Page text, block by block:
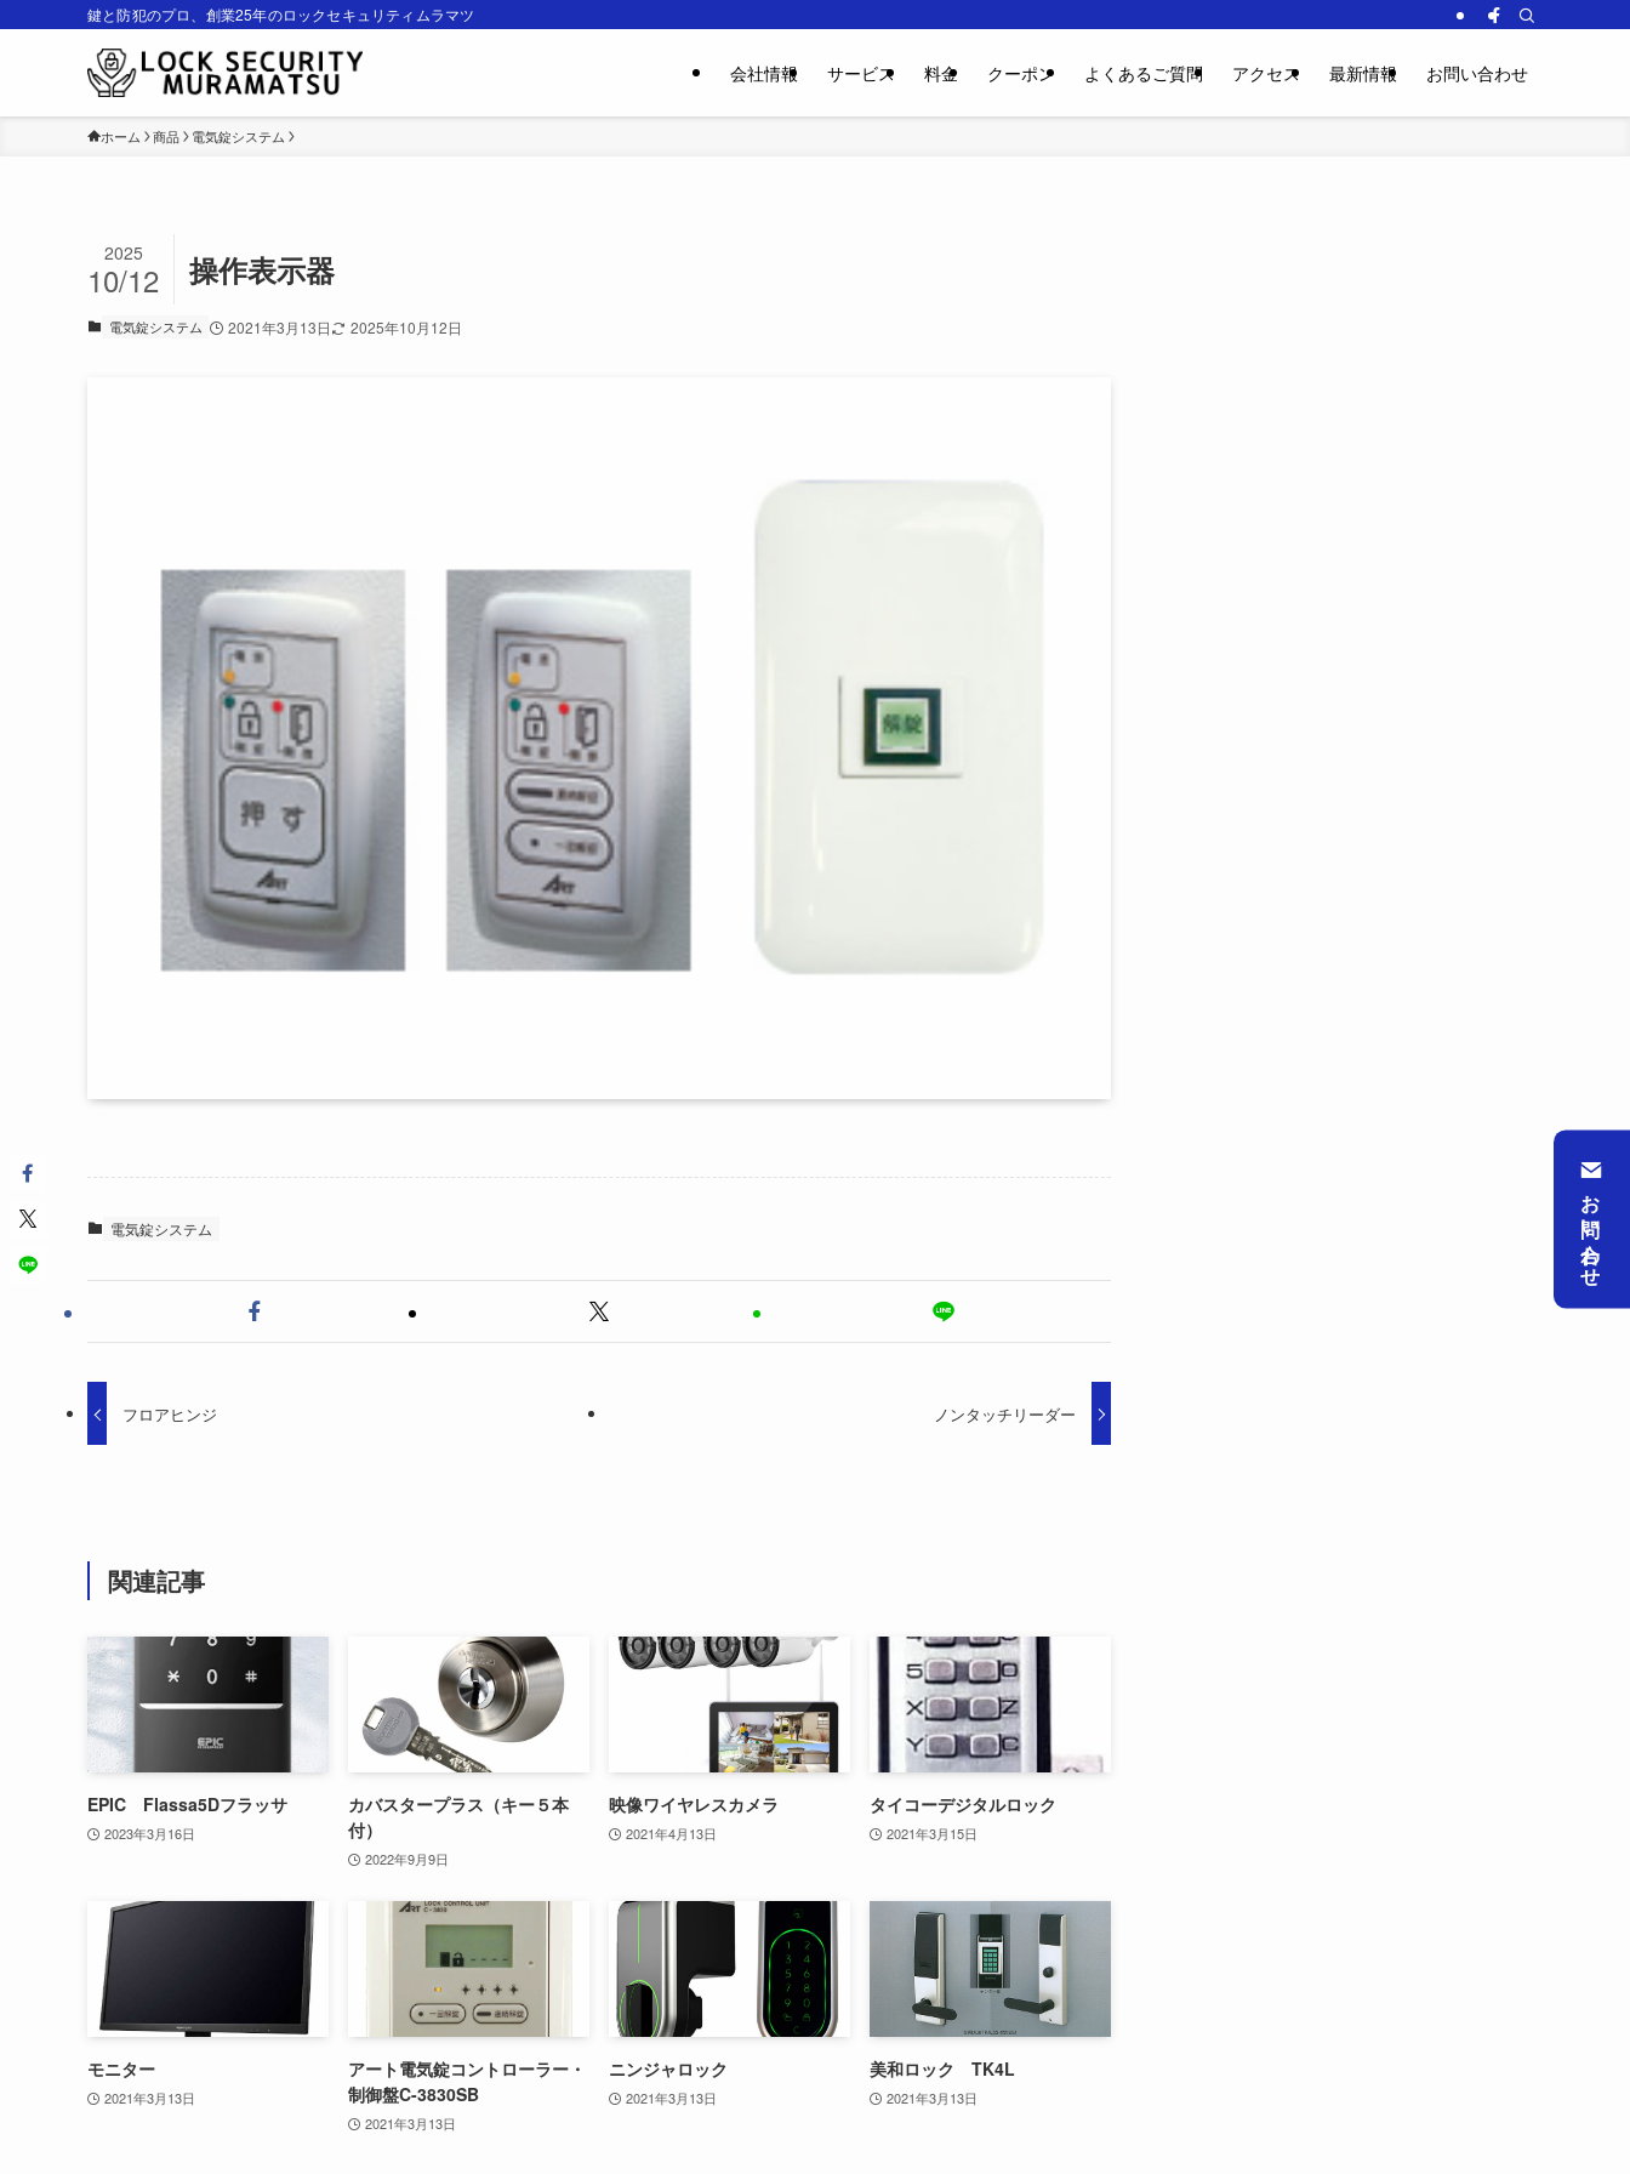
鍵と防犯のプロ、創業25年のロックセキュリティムラマツ
会社情報 サービス 料金 クーポン よくあるご質問 アクセス 最新情報 お問い合わせ
ホーム 商品 電気錠システム
操作表示器
2025
10/12
電気錠システム 2021年3月13日 2025年10月12日
電気錠システム
フロアヒンジ ノンタッチリーダー
関連記事
EPIC Flassa5Dフラッサ
2023年3月16日
カバスタープラス（キー５本
付）
2022年9月9日
映像ワイヤレスカメラ
2021年4月13日
タイコーデジタルロック
2021年3月15日
モニター
2021年3月13日
アート電気錠コントローラー・
制御盤C-3830SB
2021年3月13日
ニンジャロック
2021年3月13日
美和ロック TK4L
2021年3月13日
お問い合わせ